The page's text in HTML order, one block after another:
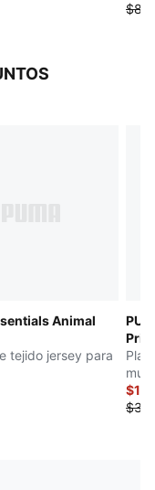
Animal
tejido jersey para
Print